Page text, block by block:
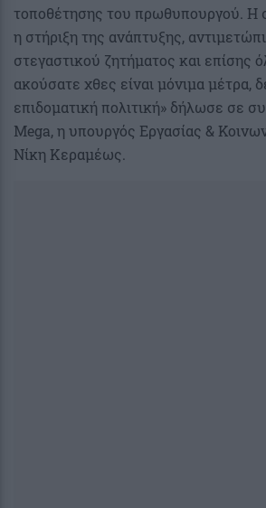
τοποθέτησης του πρωθυπουργού. Η
η στήριξη της ανάπτυξης,
στεγαστικού ζητήματος και επίσης
ακούσατε χθες είναι μόνιμα μέτρα,
επιδοματική πολιτική» δήλωσε σε
Mega, η υπουργός Εργασίας &
Νίκη Κεραμέως.